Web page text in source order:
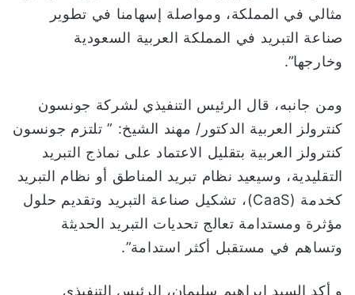
مثالي في المملكة، ومواصلة إسهامنا في تطوير
صناعة التبريد في المملكة العربية السعودية
وخارجها”.
ومن جانبه، قال الرئيس التنفيذي لشركة جونسون
كنترولز العربية الدكتور/ مهند الشيخ: ” تلتزم جونسون
كنترولز العربية بتقليل الاعتماد على نماذج التبريد
التقليدية، وسيعيد نظام تبريد المناطق أو نظام التبريد
كخدمة (CaaS)، تشكيل صناعة التبريد وتقديم حلول
مؤثرة ومستدامة تعالج تحديات التبريد الحديثة
وتساهم في مستقبل أكثر استدامة”.
و أكد السيد إبراهيم سليمان، الرئيس التنفيذي